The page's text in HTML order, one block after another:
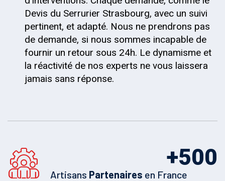
Devis du Serrurier Strasbourg, avec un suivi
pertinent, et adapté. Nous ne prendrons pas
de demande, si nous sommes incapable de
fournir un retour sous 24h. Le dynamisme et
la réactivité de nos experts ne vous laissera
jamais sans réponse.
500
+
Artisans Partenaires en France